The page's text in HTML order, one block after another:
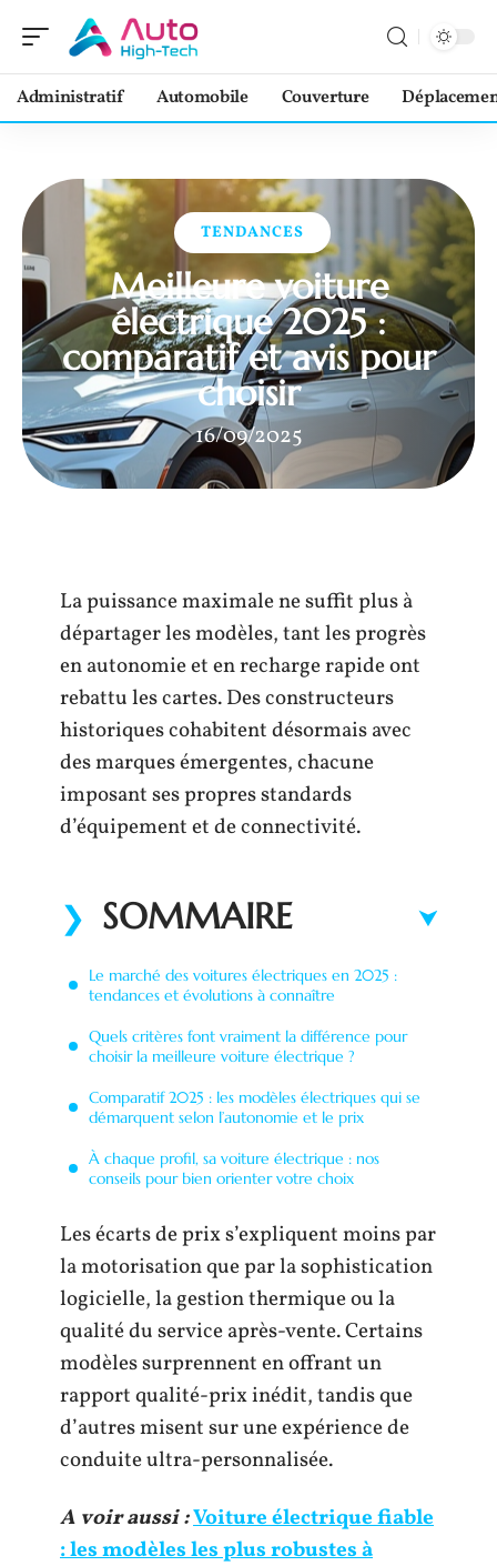
Administratif Automobile Couverture
TENDANCES
Meilleure voiture
électrique 2025 :
comparatif et avis pour
choisir
16/09/2025
La puissance maximale ne suffit plus à
départager les modèles, tant les progrès
en autonomie et en recharge rapide ont
rebattu les cartes. Des constructeurs
historiques cohabitent désormais avec
des marques émergentes, chacune
imposant ses propres standards
d’équipement et de connectivité.
SOMMAIRE
Le marché des voitures électriques en 2025 :
tendances et évolutions à connaître
Quels critères font vraiment la différence pour
choisir la meilleure voiture électrique ?
Comparatif 2025 : les modèles électriques qui se
démarquent selon l’autonomie et le prix
À chaque profil, sa voiture électrique : nos
conseils pour bien orienter votre choix
Les écarts de prix s’expliquent moins par
la motorisation que par la sophistication
logicielle, la gestion thermique ou la
qualité du service après-vente. Certains
modèles surprennent en offrant un
rapport qualité-prix inédit, tandis que
d’autres misent sur une expérience de
conduite ultra-personnalisée.
A voir aussi :Voiture électrique fiable
: les modèles les plus robustes à